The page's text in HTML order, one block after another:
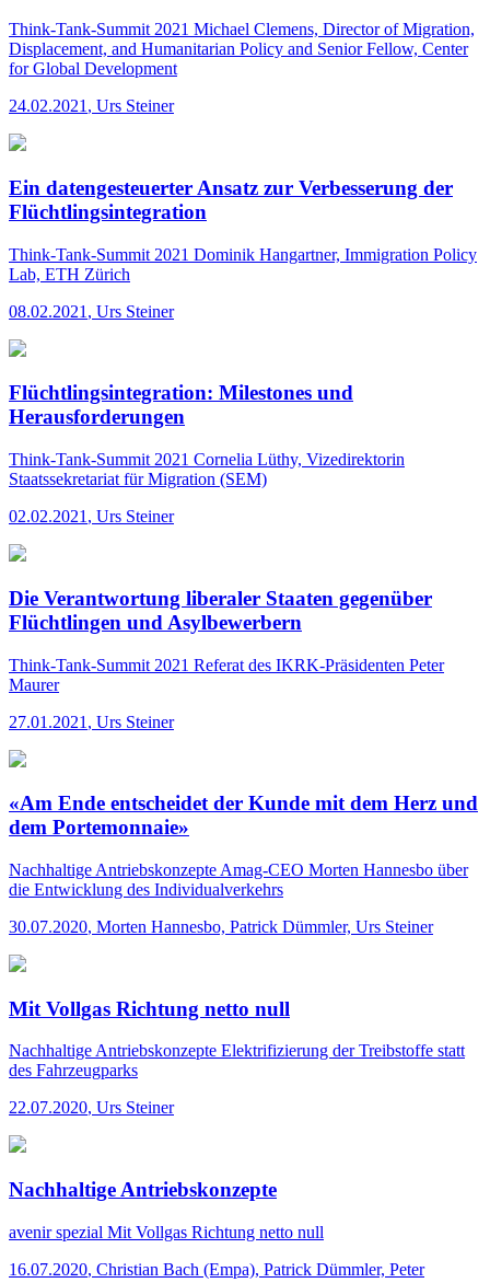
Think-Tank-Summit 2021 Michael Clemens, Director of Migration,
Displacement, and Humanitarian Policy and Senior Fellow, Center
for Global Development
24.02.2021 , Urs Steiner
Ein datengesteuerter Ansatz zur Verbesserung der
Flüchtlingsintegration
Think-Tank-Summit 2021 Dominik Hangartner, Immigration Policy
Lab, ETH Zürich
08.02.2021 , Urs Steiner
Flüchtlingsintegration: Milestones und
Herausforderungen
Think-Tank-Summit 2021 Cornelia Lüthy, Vizedirektorin
Staatssekretariat für Migration (SEM)
02.02.2021 , Urs Steiner
Die Verantwortung liberaler Staaten gegenüber
Flüchtlingen und Asylbewerbern
Think-Tank-Summit 2021 Referat des IKRK-Präsidenten Peter
Maurer
27.01.2021 , Urs Steiner
«Am Ende entscheidet der Kunde mit dem Herz und
dem Portemonnaie»
Nachhaltige Antriebskonzepte Amag-CEO Morten Hannesbo über
die Entwicklung des Individualverkehrs
30.07.2020, Morten Hannesbo, Patrick Dümmler, Urs Steiner
Mit Vollgas Richtung netto null
Nachhaltige Antriebskonzepte Elektrifizierung der Treibstoffe statt
des Fahrzeugparks
22.07.2020, Urs Steiner
Nachhaltige Antriebskonzepte
avenir spezial Mit Vollgas Richtung netto null
16.07.2020, Christian Bach (Empa), Patrick Dümmler, Peter